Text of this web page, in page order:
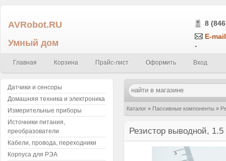
AVRobot.RU
Умный дом
8
E-
-
Главная Корзина Прайс-лист Оформить Вход
Каталог » Пассивные компоненты »
Резистор выводной,
Датчики и сенсоры
Домашняя техника и электроника
Измерительные приборы
Источники питания,
преобразователи
Кабели, провода, переходники
Корпуса для РЭА